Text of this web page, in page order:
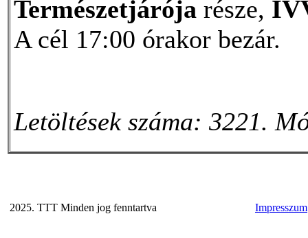
Természetjárója része,
A cél 17:00 órakor bezár.
Letöltések száma: 3221.
2025. TTT Minden jog fenntartva Impresszum